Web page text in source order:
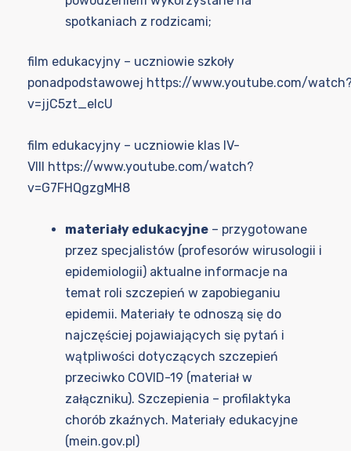
spotkaniach z rodzicami;
film edukacyjny – uczniowie szkoły
ponadpodstawowej https://www.youtube.com/
v=jjC5zt_elcU
film edukacyjny – uczniowie klas IV-
VIII https://www.youtube.com/watch?
v=G7FHQgzgMH8
materiały edukacyjne – przygotowane
przez specjalistów (profesorów wirusologii i
epidemiologii) aktualne informacje na
temat roli szczepień w zapobieganiu
epidemii. Materiały te odnoszą się do
najczęściej pojawiających się pytań i
wątpliwości dotyczących szczepień
przeciwko COVID-19 (materiał w
załączniku). Szczepienia – profilaktyka
chorób zkaźnych. Materiały edukacyjne
(mein.gov.pl)